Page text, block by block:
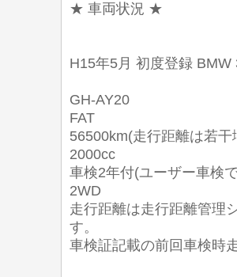
★ 車両状況 ★
H15年5月 初度登録 BMW
GH-AY20
FAT
56500km(走行距離は若干
2000cc
車検2年付(ユーザー車検
2WD
走行距離は走行距離管理
す。
車検証記載の前回車検時